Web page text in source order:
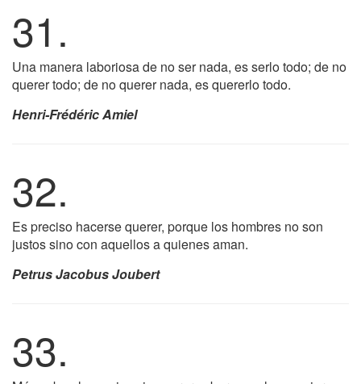
31.
Una manera laboriosa de no ser nada, es serlo todo; de no
querer todo; de no querer nada, es quererlo todo.
Henri-Frédéric Amiel
32.
Es preciso hacerse querer, porque los hombres no son
justos sino con aquellos a quienes aman.
Petrus Jacobus Joubert
33.